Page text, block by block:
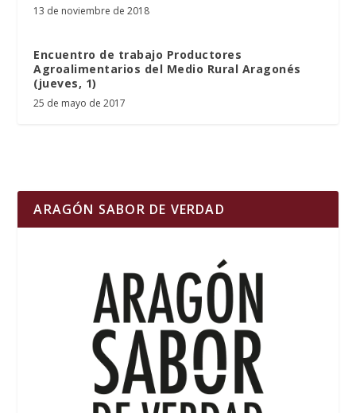
13 de noviembre de 2018
Encuentro de trabajo Productores
Agroalimentarios del Medio Rural Aragonés
(jueves, 1)
25 de mayo de 2017
ARAGÓN SABOR DE VERDAD